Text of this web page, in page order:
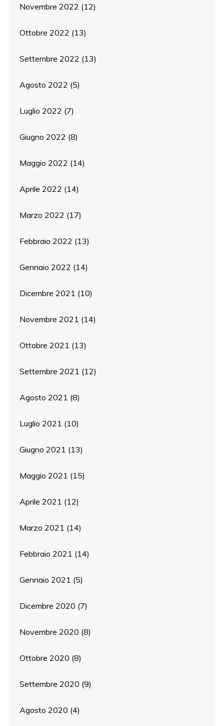
Novembre 2022 (12)
Ottobre 2022 (13)
Settembre 2022 (13)
Agosto 2022 (5)
Luglio 2022 (7)
Giugno 2022 (8)
Maggio 2022 (14)
Aprile 2022 (14)
Marzo 2022 (17)
Febbraio 2022 (13)
Gennaio 2022 (14)
Dicembre 2021 (10)
Novembre 2021 (14)
Ottobre 2021 (13)
Settembre 2021 (12)
Agosto 2021 (8)
Luglio 2021 (10)
Giugno 2021 (13)
Maggio 2021 (15)
Aprile 2021 (12)
Marzo 2021 (14)
Febbraio 2021 (14)
Gennaio 2021 (5)
Dicembre 2020 (7)
Novembre 2020 (8)
Ottobre 2020 (8)
Settembre 2020 (9)
Agosto 2020 (4)